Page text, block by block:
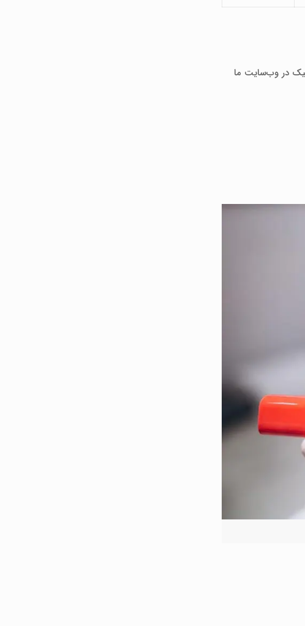
در وب‌سایت ما